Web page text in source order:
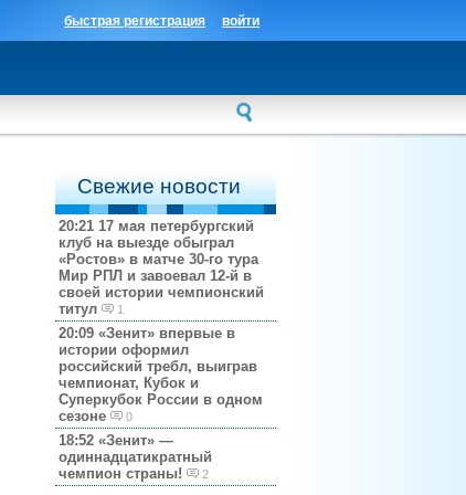
войти
быстрая регистрация
Свежие новости
20:21 17 мая петербургский
клуб на выезде обыграл
«Ростов» в матче 30-го тура
Мир РПЛ и завоевал 12-й в
своей истории чемпионский
титул
1
20:09 «Зенит» впервые в
истории оформил
российский требл, выиграв
чемпионат, Кубок и
Суперкубок России в одном
сезоне
0
18:52 «Зенит» —
одиннадцатикратный
чемпион страны!
2